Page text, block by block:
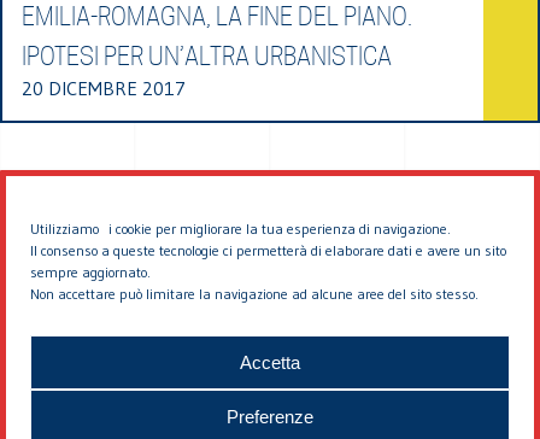
Utilizziamo i cookie per migliorare la tua esperienza di navigazione.
Il consenso a queste tecnologie ci permetterà di elaborare dati e avere un sito
sempre aggiornato.
Non accettare può limitare la navigazione ad alcune aree del sito stesso.
Accetta
Preferenze
EMILIA-ROMAGNA, LA FINE DEL PIANO.
IPOTESI PER UN’ALTRA URBANISTICA
20 DICEMBRE 2017
© 2026 EDDYBURG